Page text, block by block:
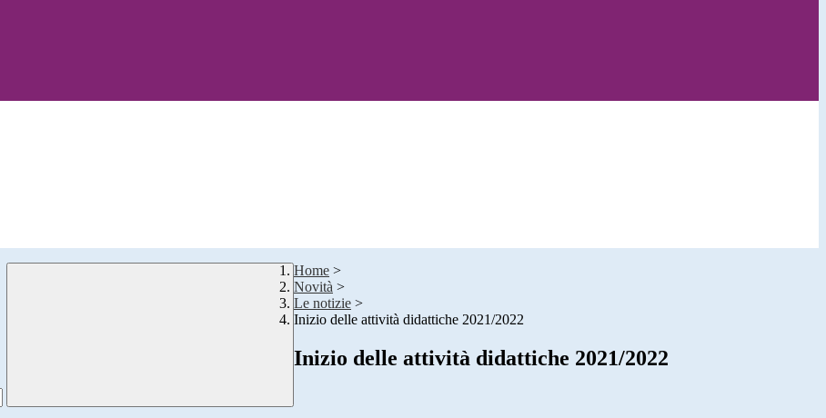
Home >
Novità >
Le notizie >
Inizio delle attività didattiche 2021/2022
Inizio delle attività didattiche 2021/2022